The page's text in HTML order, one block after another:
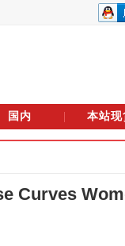
国内 本站现
Curves